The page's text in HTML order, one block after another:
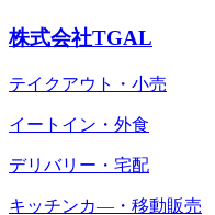
株式会社TGAL
テイクアウト・小売
イートイン・外食
デリバリー・宅配
キッチンカ―・移動販売